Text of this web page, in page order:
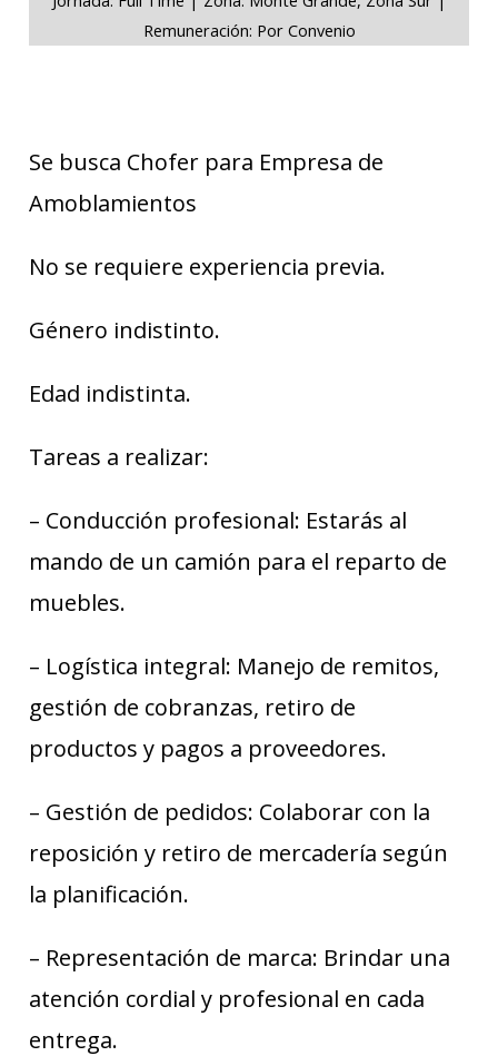
Remuneración: Por Convenio
Se busca Chofer para Empresa de
Amoblamientos
No se requiere experiencia previa.
Género indistinto.
Edad indistinta.
Tareas a realizar:
– Conducción profesional: Estarás al
mando de un camión para el reparto de
muebles.
– Logística integral: Manejo de remitos,
gestión de cobranzas, retiro de
productos y pagos a proveedores.
– Gestión de pedidos: Colaborar con la
reposición y retiro de mercadería según
la planificación.
– Representación de marca: Brindar una
atención cordial y profesional en cada
entrega.